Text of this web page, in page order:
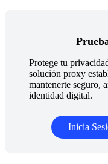
Protege tu
solución proxy
mantenerte seguro,
identidad digital.
Inicia